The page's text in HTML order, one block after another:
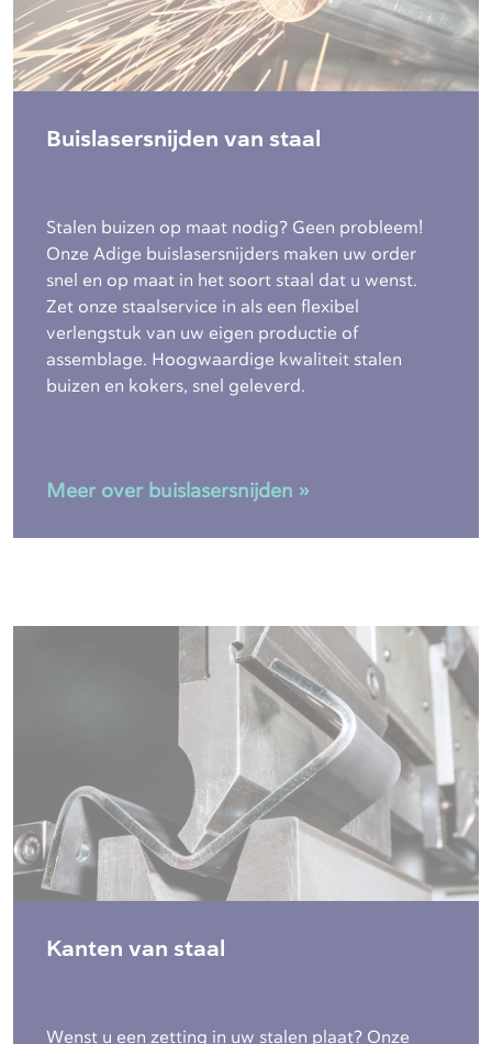
Buislasersnijden van staal
Stalen buizen op maat nodig? Geen probleem!
Onze Adige buislasersnijders maken uw order
snel en op maat in het soort staal dat u wenst.
Zet onze staalservice in als een flexibel
verlengstuk van uw eigen productie of
assemblage. Hoogwaardige kwaliteit stalen
buizen en kokers, snel geleverd.
Meer over buislasersnijden »
Kanten van staal
Wenst u een zetting in uw stalen plaat? Onze